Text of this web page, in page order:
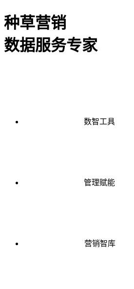
种草营销
数据服务专家
数智工具
管理赋能
营销智库